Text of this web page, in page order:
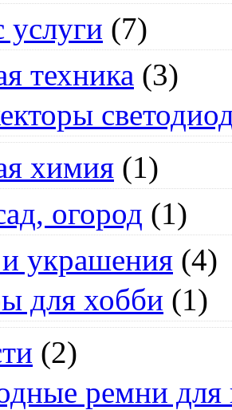
услуги (7)
техника (3)
химия (1)
огород (1)
украшения (4)
для хобби (1)
(2)
ремни для